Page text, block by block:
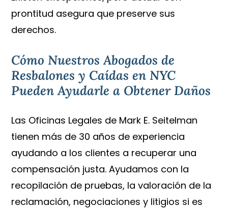
prontitud asegura que preserve sus
derechos.
Cómo Nuestros Abogados de
Resbalones y Caídas en NYC
Pueden Ayudarle a Obtener Daños
Las Oficinas Legales de Mark E. Seitelman
tienen más de 30 años de experiencia
ayudando a los clientes a recuperar una
compensación justa. Ayudamos con la
recopilación de pruebas, la valoración de la
reclamación, negociaciones y litigios si es